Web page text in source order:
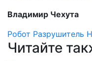
Владимир Чехута
Робот Разрушитель
Читайте